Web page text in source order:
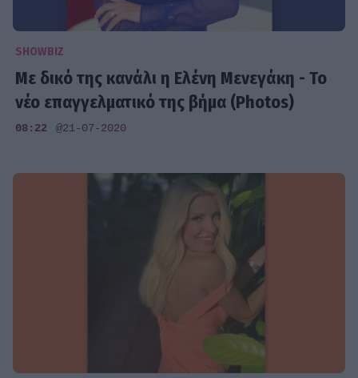
SHOWBIZ
Με δικό της κανάλι η Ελένη Μενεγάκη - Το
νέο επαγγελματικό της βήμα (Photos)
08:22 @21-07-2020